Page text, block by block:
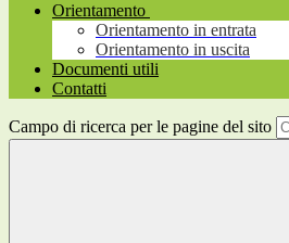
Orientamento
Orientamento in entrata
Orientamento in uscita
Documenti utili
Contatti
Campo di ricerca per le pagine del sito